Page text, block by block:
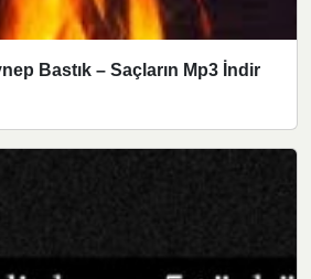
Bastık – Saçların Mp3 İndir